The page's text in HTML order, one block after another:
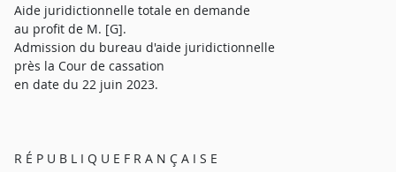
Aide juridictionnelle totale en demande
au profit de M. [G].
Admission du bureau d'aide juridictionnelle
près la Cour de cassation
en date du 22 juin 2023.
R É P U B L I Q U E F R A N Ç A I S E